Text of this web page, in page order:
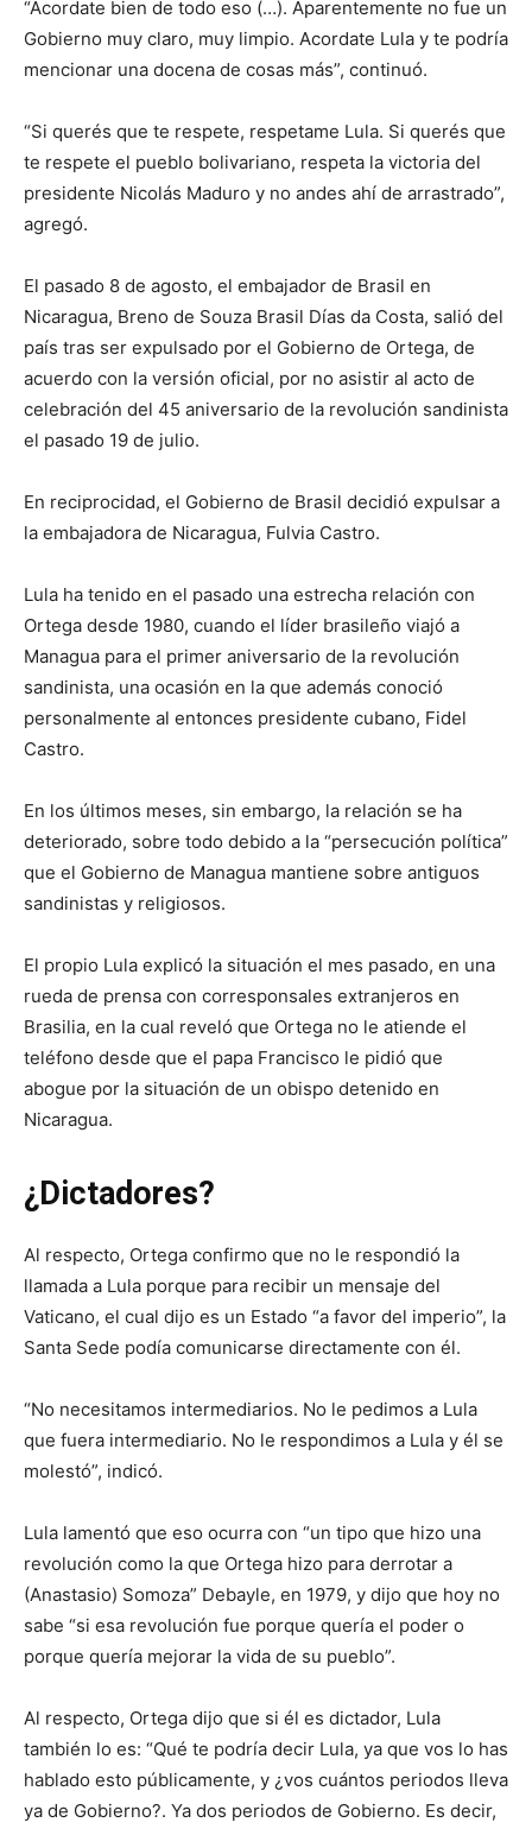
“Acordate bien de todo eso (…). Aparentemente no fue un
Gobierno muy claro, muy limpio. Acordate Lula y te podría
mencionar una docena de cosas más”, continuó.
“Si querés que te respete, respetame Lula. Si querés que
te respete el pueblo bolivariano, respeta la victoria del
presidente Nicolás Maduro y no andes ahí de arrastrado”,
agregó.
El pasado 8 de agosto, el embajador de Brasil en
Nicaragua, Breno de Souza Brasil Días da Costa, salió del
país tras ser expulsado por el Gobierno de Ortega, de
acuerdo con la versión oficial, por no asistir al acto de
celebración del 45 aniversario de la revolución sandinista
el pasado 19 de julio.
En reciprocidad, el Gobierno de Brasil decidió expulsar a
la embajadora de Nicaragua, Fulvia Castro.
Lula ha tenido en el pasado una estrecha relación con
Ortega desde 1980, cuando el líder brasileño viajó a
Managua para el primer aniversario de la revolución
sandinista, una ocasión en la que además conoció
personalmente al entonces presidente cubano, Fidel
Castro.
En los últimos meses, sin embargo, la relación se ha
deteriorado, sobre todo debido a la “persecución política”
que el Gobierno de Managua mantiene sobre antiguos
sandinistas y religiosos.
El propio Lula explicó la situación el mes pasado, en una
rueda de prensa con corresponsales extranjeros en
Brasilia, en la cual reveló que Ortega no le atiende el
teléfono desde que el papa Francisco le pidió que
abogue por la situación de un obispo detenido en
Nicaragua.
¿Dictadores?
Al respecto, Ortega confirmo que no le respondió la
llamada a Lula porque para recibir un mensaje del
Vaticano, el cual dijo es un Estado “a favor del imperio”, la
Santa Sede podía comunicarse directamente con él.
“No necesitamos intermediarios. No le pedimos a Lula
que fuera intermediario. No le respondimos a Lula y él se
molestó”, indicó.
Lula lamentó que eso ocurra con “un tipo que hizo una
revolución como la que Ortega hizo para derrotar a
(Anastasio) Somoza” Debayle, en 1979, y dijo que hoy no
sabe “si esa revolución fue porque quería el poder o
porque quería mejorar la vida de su pueblo”.
Al respecto, Ortega dijo que si él es dictador, Lula
también lo es: “Qué te podría decir Lula, ya que vos lo has
hablado esto públicamente, y ¿vos cuántos periodos lleva
ya de Gobierno?. Ya dos periodos de Gobierno. Es decir,